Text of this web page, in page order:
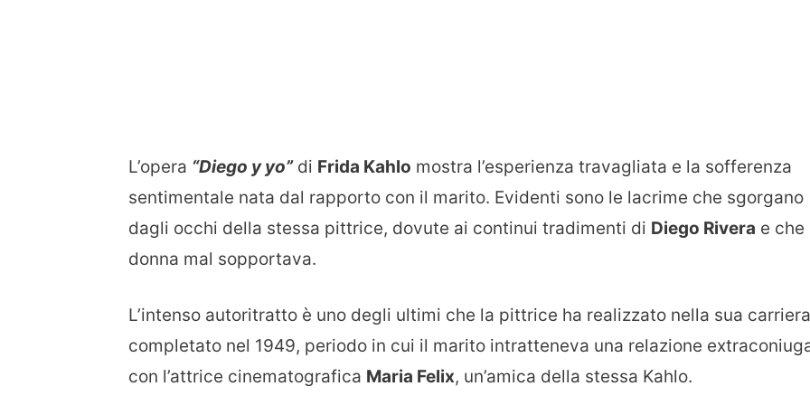
L’opera “Diego y yo”di Frida Kahlo mostra l’esperienza travagliata e la sofferenza
sentimentale nata dal rapporto con il marito. Evidenti sono le lacrime che sgorgano
dagli occhi della stessa pittrice, dovute ai continui tradimenti di Diego Rivera e che
donna mal sopportava.
L’intenso autoritratto è uno degli ultimi che la pittrice ha realizzato nella sua
completato nel 1949, periodo in cui il marito intratteneva una relazione
con l’attrice cinematografica Maria Felix, un’amica della stessa Kahlo.